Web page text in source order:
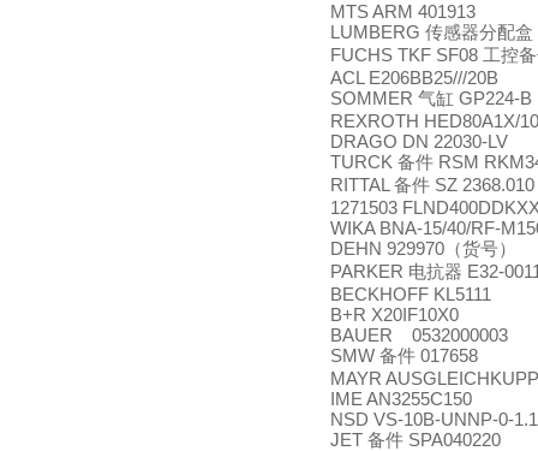
MTS ARM 401913
LUMBERG 传感器分配盒
FUCHS TKF SF08 工控
ACL E206BB25///20B
SOMMER 气缸 GP224-B
REXROTH HED80A1X/
DRAGO DN 22030-LV
TURCK 备件 RSM
RITTAL 备件 SZ 2368.010
1271503
WIKA BNA-15/40/RF-
DEHN 929970 （货号）
PARKER 电抗器 E32-
BECKHOFF KL5111
B+R X20IF10X0
BAUER 0532000003
SMW 备件 017658
MAYR
IME AN3255C150
NSD VS-10B-UNNP-0-1.1
JET 备件 SPA040220